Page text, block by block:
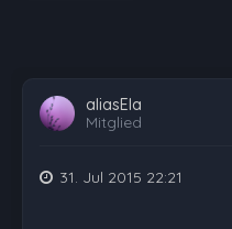
aliasEla
Mitglied
31. Jul 2015 22:21